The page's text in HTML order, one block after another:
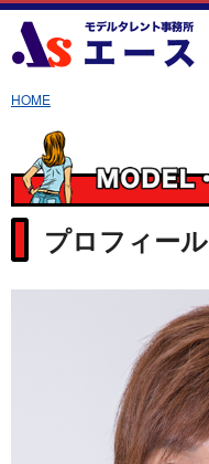
HOME
プロフィール